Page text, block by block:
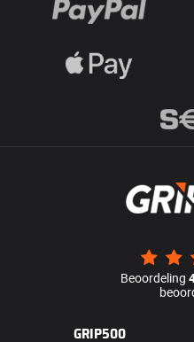
Beoordeling
GRIP500